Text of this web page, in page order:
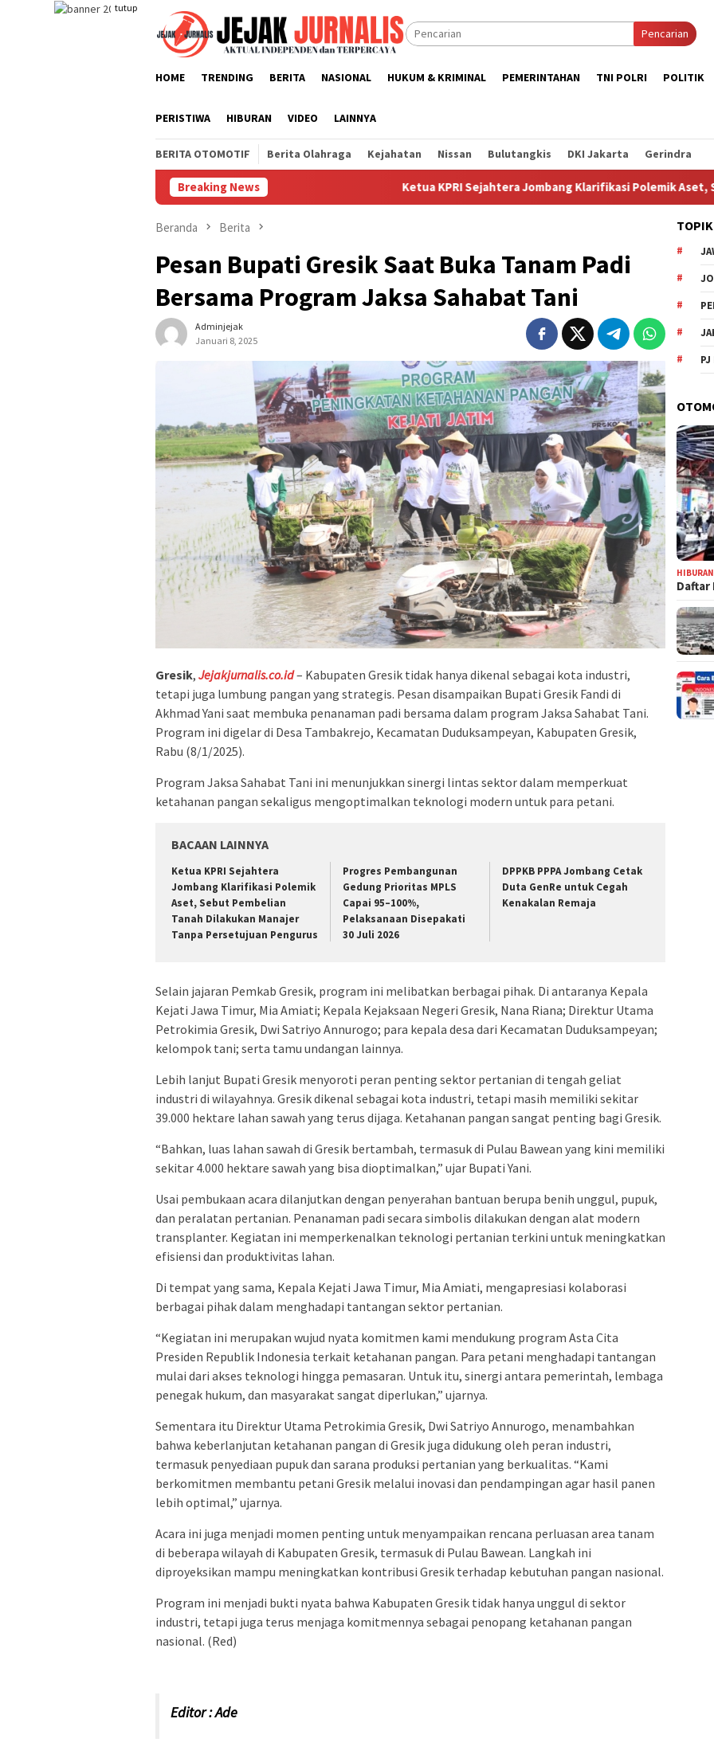
tutup
Pencarian
HOME TRENDING BERITA NASIONAL HUKUM & KRIMINAL PEMERINTAHAN TNI POLRI POLITIK
PERISTIWA HIBURAN VIDEO LAINNYA
BERITA OTOMOTIF Berita Olahraga Kejahatan Nissan Bulutangkis DKI Jakarta Gerindra
Breaking News Ketua KPRI Sejahtera Jombang Klarifikasi Polemik Aset, Sebut
Beranda Berita
Pesan Bupati Gresik Saat Buka Tanam Padi
Bersama Program Jaksa Sahabat Tani
Adminjejak
Januari 8, 2025
Gresik, Jejakjurnalis.co.id– Kabupaten Gresik tidak hanya dikenal sebagai kota industri,
tetapi juga lumbung pangan yang strategis. Pesan disampaikan Bupati Gresik Fandi di
Akhmad Yani saat membuka penanaman padi bersama dalam program Jaksa Sahabat Tani.
Program ini digelar di Desa Tambakrejo, Kecamatan Duduksampeyan, Kabupaten Gresik,
Rabu (8/1/2025).
Program Jaksa Sahabat Tani ini menunjukkan sinergi lintas sektor dalam memperkuat
ketahanan pangan sekaligus mengoptimalkan teknologi modern untuk para petani.
BACAAN LAINNYA
Ketua KPRI Sejahtera
Jombang Klarifikasi Polemik
Aset, Sebut Pembelian
Tanah Dilakukan Manajer
Tanpa Persetujuan Pengurus
Progres Pembangunan
Gedung Prioritas MPLS
Capai 95–100%,
Pelaksanaan Disepakati
30 Juli 2026
DPPKB PPPA Jombang Cetak
Duta GenRe untuk Cegah
Kenakalan Remaja
Selain jajaran Pemkab Gresik, program ini melibatkan berbagai pihak. Di antaranya Kepala
Kejati Jawa Timur, Mia Amiati; Kepala Kejaksaan Negeri Gresik, Nana Riana; Direktur Utama
Petrokimia Gresik, Dwi Satriyo Annurogo; para kepala desa dari Kecamatan Duduksampeyan;
kelompok tani; serta tamu undangan lainnya.
Lebih lanjut Bupati Gresik menyoroti peran penting sektor pertanian di tengah geliat
industri di wilayahnya. Gresik dikenal sebagai kota industri, tetapi masih memiliki sekitar
39.000 hektare lahan sawah yang terus dijaga. Ketahanan pangan sangat penting bagi Gresik.
“Bahkan, luas lahan sawah di Gresik bertambah, termasuk di Pulau Bawean yang kini memiliki
sekitar 4.000 hektare sawah yang bisa dioptimalkan,” ujar Bupati Yani.
Usai pembukaan acara dilanjutkan dengan penyerahan bantuan berupa benih unggul, pupuk,
dan peralatan pertanian. Penanaman padi secara simbolis dilakukan dengan alat modern
transplanter. Kegiatan ini memperkenalkan teknologi pertanian terkini untuk meningkatkan
efisiensi dan produktivitas lahan.
Di tempat yang sama, Kepala Kejati Jawa Timur, Mia Amiati, mengapresiasi kolaborasi
berbagai pihak dalam menghadapi tantangan sektor pertanian.
“Kegiatan ini merupakan wujud nyata komitmen kami mendukung program Asta Cita
Presiden Republik Indonesia terkait ketahanan pangan. Para petani menghadapi tantangan
mulai dari akses teknologi hingga pemasaran. Untuk itu, sinergi antara pemerintah, lembaga
penegak hukum, dan masyarakat sangat diperlukan,” ujarnya.
Sementara itu Direktur Utama Petrokimia Gresik, Dwi Satriyo Annurogo, menambahkan
bahwa keberlanjutan ketahanan pangan di Gresik juga didukung oleh peran industri,
termasuk penyediaan pupuk dan sarana produksi pertanian yang berkualitas. “Kami
berkomitmen membantu petani Gresik melalui inovasi dan pendampingan agar hasil panen
lebih optimal,” ujarnya.
Acara ini juga menjadi momen penting untuk menyampaikan rencana perluasan area tanam
di beberapa wilayah di Kabupaten Gresik, termasuk di Pulau Bawean. Langkah ini
diproyeksikan mampu meningkatkan kontribusi Gresik terhadap kebutuhan pangan nasional.
Program ini menjadi bukti nyata bahwa Kabupaten Gresik tidak hanya unggul di sektor
industri, tetapi juga terus menjaga komitmennya sebagai penopang ketahanan pangan
nasional. (Red)
Editor : Ade
HIBURAN
Daftar